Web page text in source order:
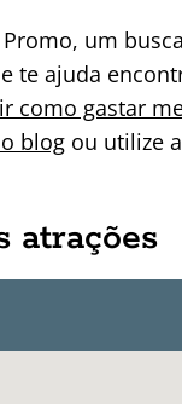
um
te ajuda
como gastar
blog ou utilize
atrações